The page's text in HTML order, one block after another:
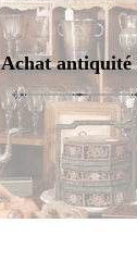
Achat antiquité